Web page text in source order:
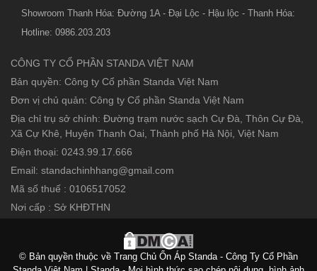
Showroom Thanh Hóa: Đường 1A - Đại Lộc - Hậu lộc - Thanh Hóa:
Hotline: 0986.203.203
CÔNG TY CỔ PHẦN STANDA VIỆT NAM
Bản quyền: Công ty Cổ phần Standa Việt Nam
Đơn vị chủ quản: Công ty Cổ phần Standa Việt Nam
Địa chỉ trụ sở chính: Đường trạm nước sạch Cự Đà, Thôn Cự Đà,
Xã Cự Khê, Huyện Thanh Oai, Thành phố Hà Nội, Việt Nam
Điện thoại: 0243.99.17.666
Email: standachinhhang@gmail.com
Mã số thuế : 0106517052
Nơi cấp : Sở KHĐTHN
© Bản quyền thuộc về Trang Chủ Ổn Áp Standa - Công Ty Cổ Phần